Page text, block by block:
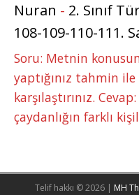
Nuran - 2. Sınıf
108-109-110-111.
Soru: Metnin
yaptığınız tahmin
karşılaştırınız.
çaydanlığın farklı
Telif hakkı © 2026 | MH